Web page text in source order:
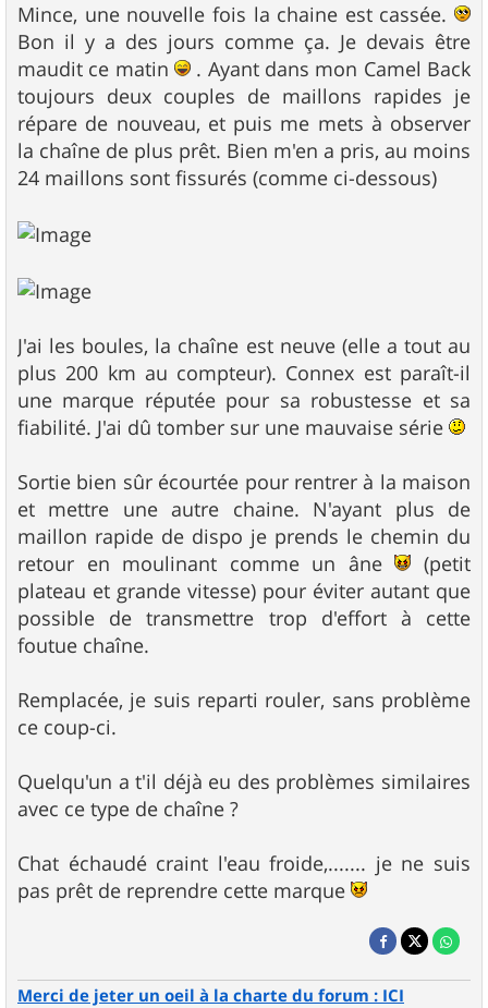
Mince, une nouvelle fois la chaine est cassée.
Bon il y a des jours comme ça. Je devais être
maudit ce matin
. Ayant dans mon Camel Back
toujours deux couples de maillons rapides je
répare de nouveau, et puis me mets à observer
la chaîne de plus prêt. Bien m'en a pris, au moins
24 maillons sont fissurés (comme ci-dessous)
J'ai les boules, la chaîne est neuve (elle a tout au
plus 200 km au compteur). Connex est paraît-il
une marque réputée pour sa robustesse et sa
fiabilité. J'ai dû tomber sur une mauvaise série
Sortie bien sûr écourtée pour rentrer à la maison
et mettre une autre chaine. N'ayant plus de
maillon rapide de dispo je prends le chemin du
retour en moulinant comme un âne
(petit
plateau et grande vitesse) pour éviter autant que
possible de transmettre trop d'effort à cette
foutue chaîne.
Remplacée, je suis reparti rouler, sans problème
ce coup-ci.
Quelqu'un a t'il déjà eu des problèmes similaires
avec ce type de chaîne ?
Chat échaudé craint l'eau froide,....... je ne suis
pas prêt de reprendre cette marque
Merci de jeter un oeil à la charte du forum : ICI